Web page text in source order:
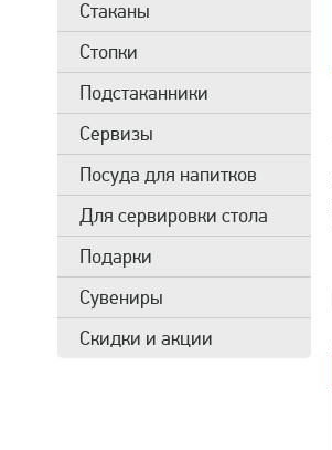
Стаканы
Стопки
Подстаканники
Сервизы
Посуда для напитков
Для сервировки стола
Подарки
Сувениры
Скидки и акции